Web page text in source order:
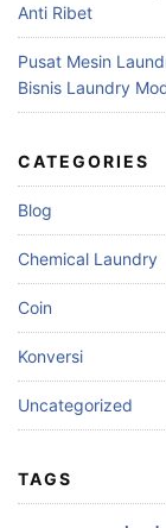
Anti Ribet
Pusat Mesin
Bisnis Laundry
CATEGORIES
Blog
Chemical Laundry
Coin
Konversi
Uncategorized
TAGS